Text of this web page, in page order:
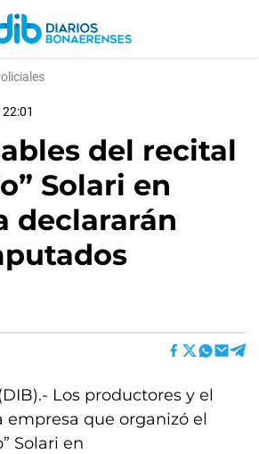
del recital
Solari en
declararán
Los productores y el
empresa que organizó el
Solari en